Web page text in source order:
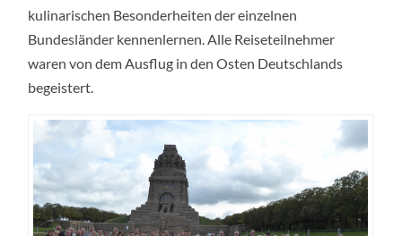
kulinarischen Besonderheiten der einzelnen
Bundesländer kennenlernen. Alle Reiseteilnehmer
waren von dem Ausflug in den Osten Deutschlands
begeistert.